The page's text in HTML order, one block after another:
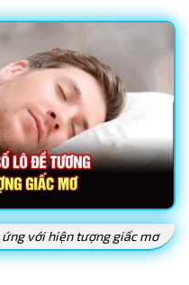
với hiện tượng giấc mơ